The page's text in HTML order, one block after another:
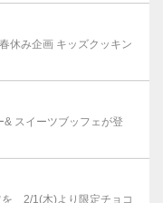
休み企画 キッズクッキン
& スイーツブッフェが登
を 2/1(木)より限定チョコ